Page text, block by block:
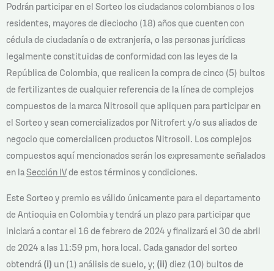
Podrán participar en el Sorteo los ciudadanos colombianos o los
residentes, mayores de dieciocho (18) años que cuenten con
cédula de ciudadanía o de extranjería, o las personas jurídicas
legalmente constituidas de conformidad con las leyes de la
República de Colombia, que realicen la compra de cinco (5) bultos
de fertilizantes de cualquier referencia de la línea de complejos
compuestos de la marca Nitrosoil que apliquen para participar en
el Sorteo y sean comercializados por Nitrofert y/o sus aliados de
negocio que comercialicen productos Nitrosoil. Los complejos
compuestos aquí mencionados serán los expresamente señalados
en laSección IVde estos términos y condiciones.
Este Sorteo y premio es válido únicamente para el departamento
de Antioquia en Colombia y tendrá un plazo para participar que
iniciará a contar el 16 de febrero de 2024 y finalizará el 30 de abril
de 2024 a las 11:59 pm, hora local. Cada ganador del sorteo
obtendrá (i) un (1) análisis de suelo, y; (ii) diez (10) bultos de